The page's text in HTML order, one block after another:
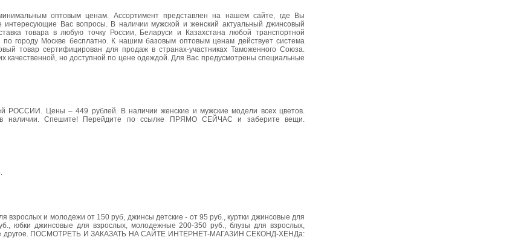
оптовым ценам. Ассортимент представлен на нашем сайте, где Вы
интересующие Вас вопросы. В наличии мужской и женский актуальный джинсовый
товара в любую точку России, Беларуси и Казахстана любой транспортной
городу Москве бесплатно. К нашим базовым оптовым ценам действует система
товар сертифицирован для продаж в странах-участниках Таможенного Союза.
качественной, но доступной по цене одеждой. Для Вас предусмотрены специальные
РОССИИ. Цены – 449 рублей. В наличии женские и мужские модели всех цветов.
в наличии. Спешите! Перейдите по ссылке ПРЯМО СЕЙЧАС и заберите вещи.
и молодежи от 150 руб, джинсы детские - от 95 руб., куртки джинсовые для
юбки джинсовые для взрослых, молодежные 200-350 руб., блузы для взрослых,
другое. ПОСМОТРЕТЬ И ЗАКАЗАТЬ НА САЙТЕ ИНТЕРНЕТ-МАГАЗИН СЕКОНД-ХЕНДа: